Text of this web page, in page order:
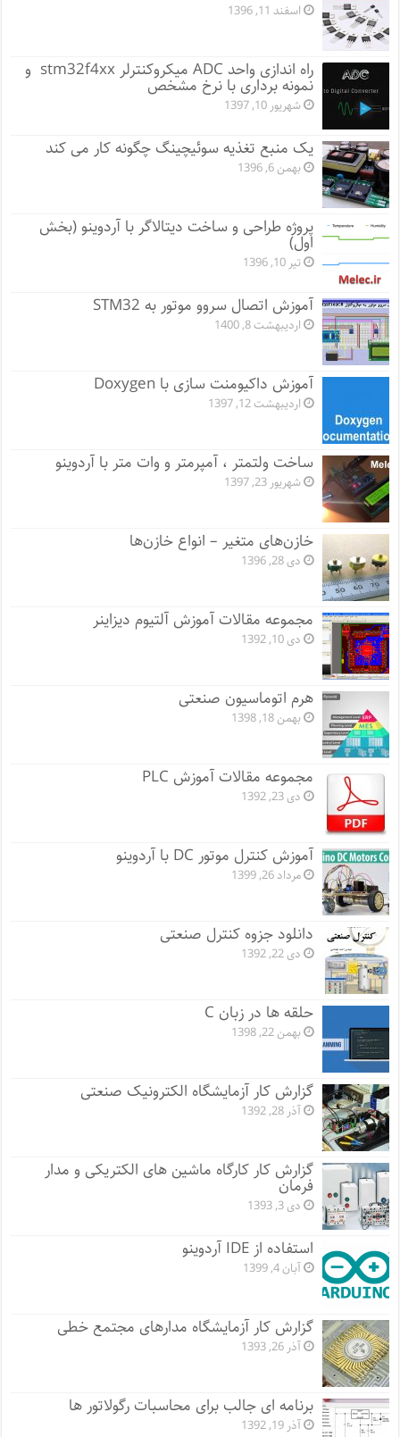
اسفند 11, 1396
راه اندازی واحد ADC میکروکنترلر stm32f4xx و
نمونه برداری با نرخ مشخص
شهریور 10, 1397
یک منبع تغذیه سوئیچینگ چگونه کار می کند
بهمن 6, 1396
پروژه طراحی و ساخت دیتالاگر با آردوینو (بخش
اول)
تیر 10, 1396
آموزش اتصال سروو موتور به STM32
اردیبهشت 8, 1400
آموزش داکیومنت سازی با Doxygen
اردیبهشت 12, 1397
ساخت ولتمتر ، آمپرمتر و وات متر با آردوینو
شهریور 23, 1397
خازن‌های متغیر – انواع خازن‌ها
دی 28, 1396
مجموعه مقالات آموزش آلتیوم دیزاینر
دی 10, 1392
هرم اتوماسیون صنعتی
بهمن 18, 1398
مجموعه مقالات آموزش PLC
دی 23, 1392
آموزش کنترل موتور DC با آردوینو
مرداد 26, 1399
دانلود جزوه کنترل صنعتی
دی 22, 1392
حلقه ها در زبان C
بهمن 22, 1398
گزارش کار آزمایشگاه الکترونیک صنعتی
آذر 28, 1392
گزارش کار کارگاه ماشین های الکتریکی و مدار
فرمان
دی 3, 1393
استفاده از IDE آردوینو
آبان 4, 1399
گزارش کار آزمایشگاه مدارهای مجتمع خطی
آذر 26, 1393
برنامه ای جالب برای محاسبات رگولاتور ها
آذر 19, 1392